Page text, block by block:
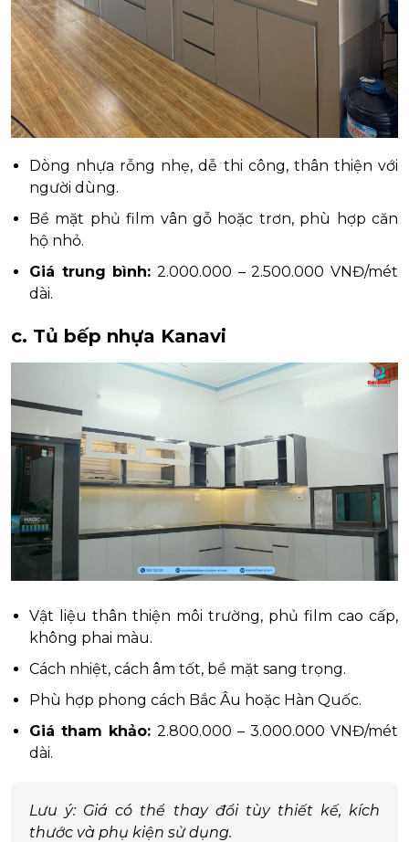
Dòng nhựa rỗng nhẹ, dễ thi công, thân thiện với
người dùng.
Bề mặt phủ film vân gỗ hoặc trơn, phù hợp căn
hộ nhỏ.
Giá trung bình: 2.000.000 – 2.500.000 VNĐ/mét
dài.
c. Tủ bếp nhựa Kanavi
Vật liệu thân thiện môi trường, phủ film cao cấp,
không phai màu.
Cách nhiệt, cách âm tốt, bề mặt sang trọng.
Phù hợp phong cách Bắc Âu hoặc Hàn Quốc.
Giá tham khảo: 2.800.000 – 3.000.000 VNĐ/mét
dài.
Lưu ý: Giá có thể thay đổi tùy thiết kế, kích
thước và phụ kiện sử dụng.